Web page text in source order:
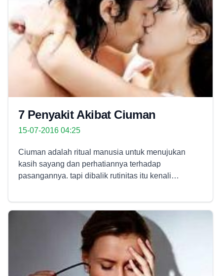
7 Penyakit Akibat Ciuman
15-07-2016 04:25
Ciuman adalah ritual manusia untuk menujukan
kasih sayang dan perhatiannya terhadap
pasangannya. tapi dibalik rutinitas itu kenali
membuktikan bahwa ciuman yang sehat dapat
membawa banyak manfaat untuk tubuh. Namun bila
dilakukan dalam kondisi tertentu, ciuman antar
pasangan justru dapat menjadi media penularan
Menghilangkan Komedo Meski banyak menawarkan